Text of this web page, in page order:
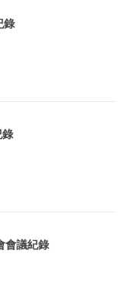
錄
錄
會議紀錄